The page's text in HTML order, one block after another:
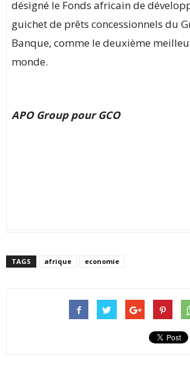
désigné le Fonds africain de
guichet de prêts concessionnels du
Banque, comme le deuxième
monde.
APO Group pour GCO
TAGS afrique economie